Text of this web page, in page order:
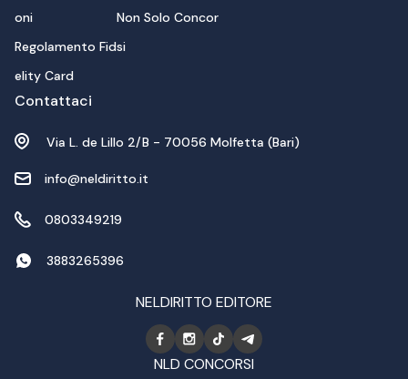
oni
Regolamento Fid
elity Card
Non Solo Concor
si
Contattaci
Via L. de Lillo 2/B - 70056 Molfetta (Bari)
info@neldiritto.it
0803349219
3883265396
NELDIRITTO EDITORE
NLD CONCORSI